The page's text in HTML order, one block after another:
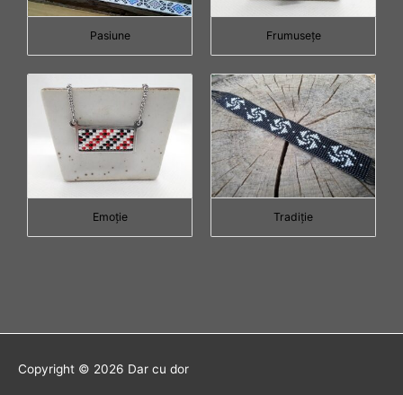
Pasiune Frumuseţe
Emoţie Tradiţie
Copyright © 2026 Dar cu dor